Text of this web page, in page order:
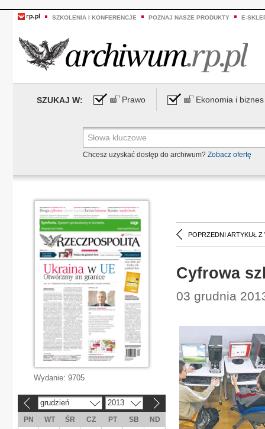
SZKOLENIA I KONFERENCJE POZNAJ NASZE PRODUKTY E-
SZUKAJ W: Prawo Ekonomia i biznes
Chcesz uzyskać dostęp do archiwum? Zobacz ofertę
POPRZEDNI ARTYKUŁ Z
Cyfrowa
03 grudnia
Wydanie: 9705
grudzień 2013
PN WT ŚR CZ PT SB
ND